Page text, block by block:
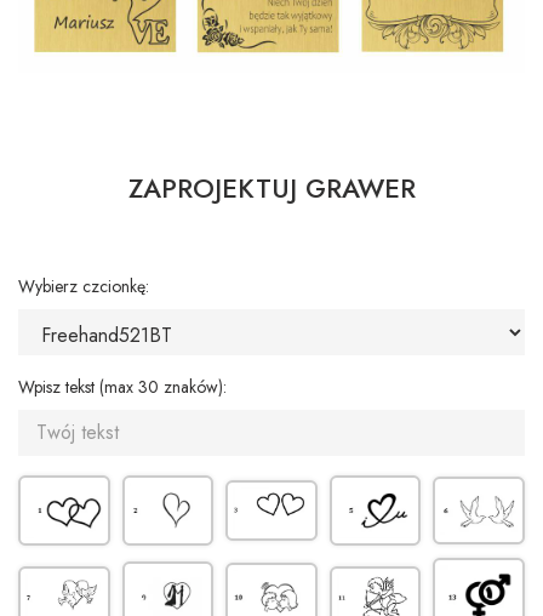
ZAPROJEKTUJ GRAWER
Wybierz czcionkę:
Wpisz tekst (max 30 znaków):